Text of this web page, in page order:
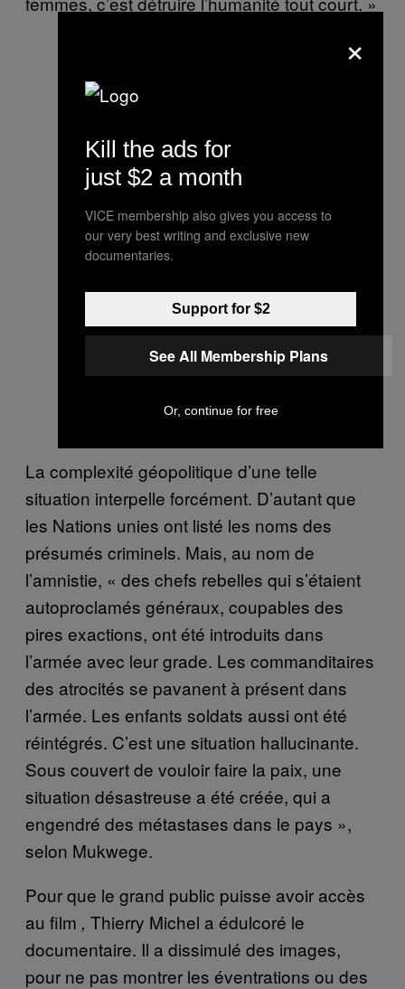
La complexité géopolitique d’une telle
situation interpelle forcément. D’autant que
les Nations unies ont listé les noms des
présumés criminels. Mais, au nom de
l’amnistie, « des chefs rebelles qui s’étaient
autoproclamés généraux, coupables des
pires exactions, ont été introduits dans
l’armée avec leur grade. Les commanditaires
des atrocités se pavanent à présent dans
l’armée. Les enfants soldats aussi ont été
réintégrés. C’est une situation hallucinante.
Sous couvert de vouloir faire la paix, une
situation désastreuse a été créée, qui a
engendré des métastases dans le pays »,
selon Mukwege.
Pour que le grand public puisse avoir accès
au film , Thierry Michel a édulcoré le
documentaire. Il a dissimulé des images,
pour ne pas montrer les éventrations ou des
×
Kill the ads for
just $2 a month
VICE membership also gives you access to
our very best writing and exclusive new
documentaries.
Support for $2
See All Membership Plans
Or, continue for free